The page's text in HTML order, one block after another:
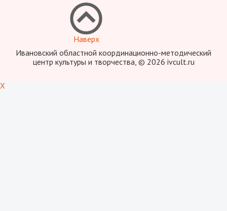
Наверх
Ивановский областной координационно-методический
центр культуры и творчества, © 2026 ivcult.ru
X